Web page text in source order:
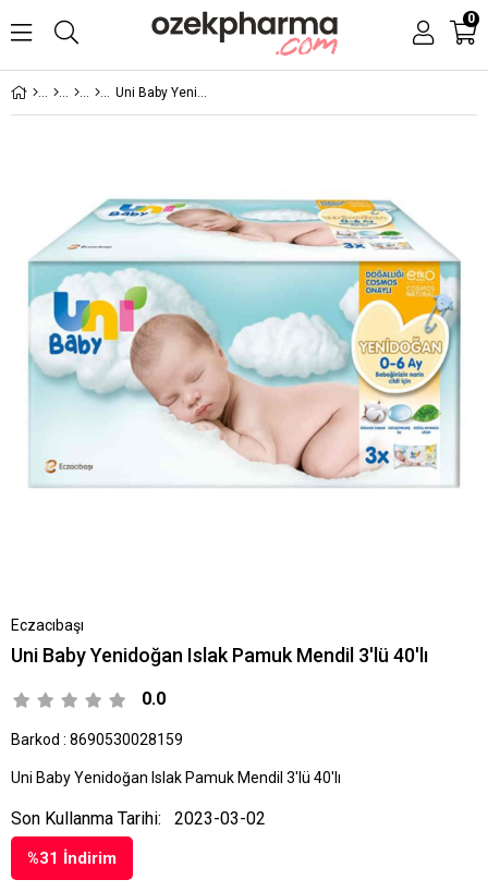
0
Uni Baby Yenidoğan Islak Pamuk Mendil 3'lü 40'lı
Eczacıbaşı
Uni Baby Yenidoğan Islak Pamuk Mendil 3'lü 40'lı
0.0
Barkod : 8690530028159
Uni Baby Yenidoğan Islak Pamuk Mendil 3'lü 40'lı
%31 İndirim
Son Kullanma Tarihi: 2023-03-02